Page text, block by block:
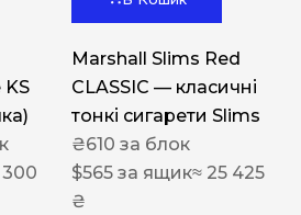
KS
Marshall Slims Red
CLASSIC — класичні
тонкі сигарети Slims
₴610 за блок
$565 за ящик≈ 25 425
₴